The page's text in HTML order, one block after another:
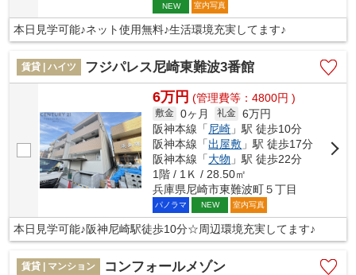
NEW 室内写真
本日見学可能♪ネット使用無料♪生活環境充実してます♪
賃貸 | ハイツ フジパレス尼崎東難波3番館
6万円 (管理費等：4800円 )
敷金 0ヶ月 礼金 6万円
阪神本線「 尼崎 」駅 徒歩10分
阪神本線「出屋敷 」駅 徒歩17分
阪神本線「大物 」駅 徒歩22分
1階 / 1Ｋ / 28.50㎡
兵庫県尼崎市東難波町５丁目
パノラマ NEW 室内写真
本日見学可能♪阪神尼崎駅徒歩10分☆周辺環境充実してます♪
賃貸 | マンション コンフォールメゾン